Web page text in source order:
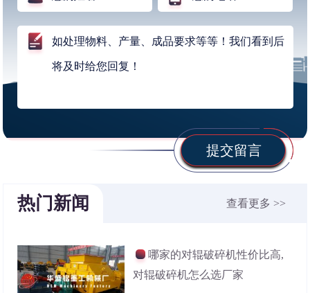
提交留言
热门新闻 查看更多 >>
哪家的对辊破碎机性价比高,
对辊破碎机怎么选厂家